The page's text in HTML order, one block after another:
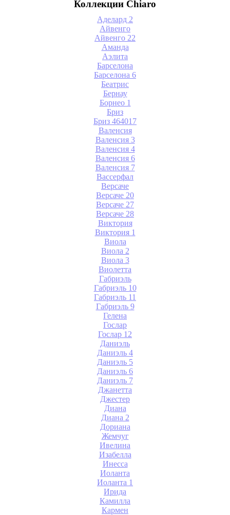
Коллекции Chiaro
Аделард 2
Айвенго
Айвенго 22
Аманда
Аэлита
Барселона
Барселона 6
Беатрис
Бернау
Борнео 1
Бриз
Бриз 464017
Валенсия
Валенсия 3
Валенсия 4
Валенсия 6
Валенсия 7
Вассерфал
Версаче
Версаче 20
Версаче 27
Версаче 28
Виктория
Виктория 1
Виола
Виола 2
Виола 3
Виолетта
Габриэль
Габриэль 10
Габриэль 11
Габриэль 9
Гелена
Гослар
Гослар 12
Даниэль
Даниэль 4
Даниэль 5
Даниэль 6
Даниэль 7
Джанетта
Джестер
Диана
Диана 2
Дориана
Жемчуг
Ивелина
Изабелла
Инесса
Иоланта
Иоланта 1
Ирида
Камилла
Кармен